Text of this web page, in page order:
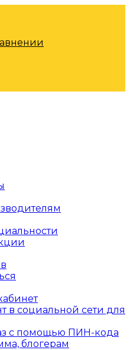
в социальной сети для
с помощью ПИН-кода
блогерам